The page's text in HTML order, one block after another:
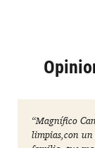
“Magnífico
limpias,con un